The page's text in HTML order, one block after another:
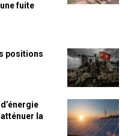
fuite
positions
la